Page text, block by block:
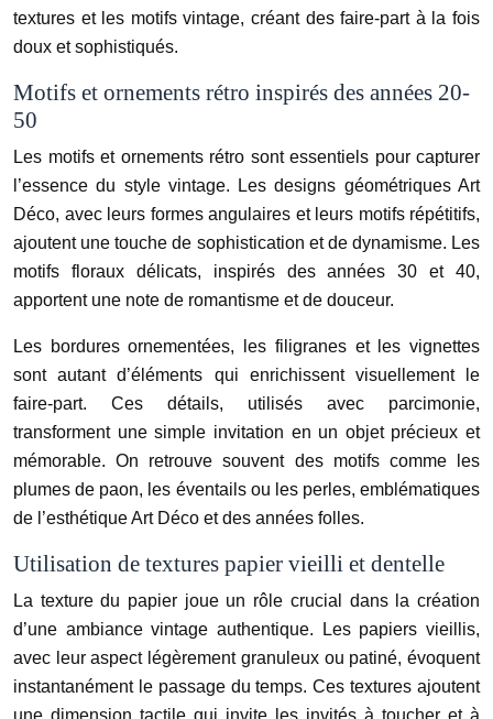
textures et les motifs vintage, créant des faire-part à la fois
doux et sophistiqués.
Motifs et ornements rétro inspirés des années 20-
50
Les motifs et ornements rétro sont essentiels pour capturer
l’essence du style vintage. Les designs géométriques Art
Déco, avec leurs formes angulaires et leurs motifs répétitifs,
ajoutent une touche de sophistication et de dynamisme. Les
motifs floraux délicats, inspirés des années 30 et 40,
apportent une note de romantisme et de douceur.
Les bordures ornementées, les filigranes et les vignettes
sont autant d’éléments qui enrichissent visuellement le
faire-part. Ces détails, utilisés avec parcimonie,
transforment une simple invitation en un objet précieux et
mémorable. On retrouve souvent des motifs comme les
plumes de paon, les éventails ou les perles, emblématiques
de l’esthétique Art Déco et des années folles.
Utilisation de textures papier vieilli et dentelle
La texture du papier joue un rôle crucial dans la création
d’une ambiance vintage authentique. Les papiers vieillis,
avec leur aspect légèrement granuleux ou patiné, évoquent
instantanément le passage du temps. Ces textures ajoutent
une dimension tactile qui invite les invités à toucher et à